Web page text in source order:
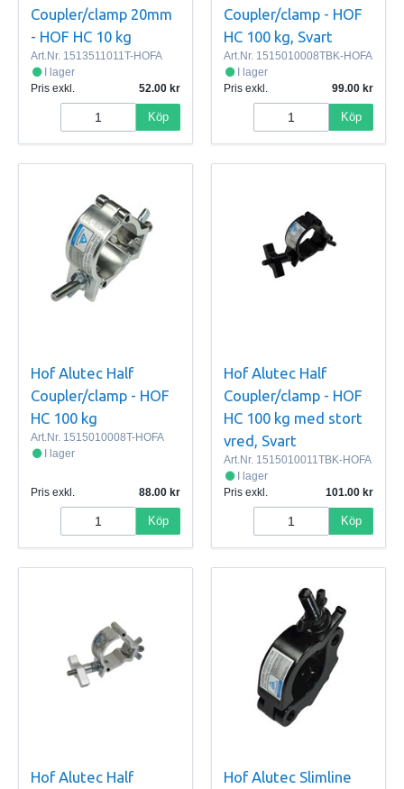
Coupler/clamp 20mm
- HOF HC 10 kg
Art.Nr. 1513511011T-HOFA
I lager
Pris exkl.
52.00
Köp
Coupler/clamp - HOF
HC 100 kg, Svart
Art.Nr. 1515010008TBK-HOFA
I lager
Pris exkl.
99.00
Köp
Hof Alutec Half
Coupler/clamp - HOF
HC 100 kg
Art.Nr. 1515010008T-HOFA
I lager
Pris exkl. 88.00
Köp
Hof Alutec Half
Coupler/clamp - HOF
HC 100 kg med stort
vred, Svart
Art.Nr. 1515010011TBK-HOFA
I lager
Pris exkl.
101.00
Köp
Hof Alutec Half
Hof Alutec Slimline